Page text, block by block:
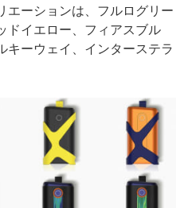
エーションは、フルログリー
ドイエロー、フィアスブル
キーウェイ、インターステラ